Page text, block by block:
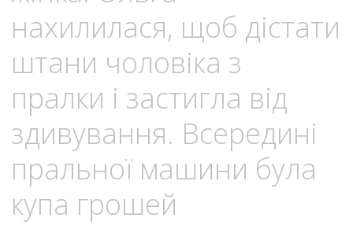
нахилилася, щоб дістати
штани чоловіка з
пралки і застигла від
здивування. Всередині
пральної машини була
купа грошей